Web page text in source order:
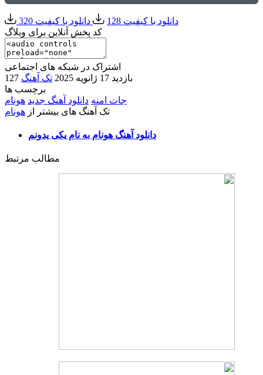
دانلود با کیفیت 128
دانلود با کیفیت 320
کد پخش آنلاین برای وبلاگ
اشتراک در شبکه های اجتماعی
127 بازدید 17 ژانویه 2025
تک آهنگ
برچسب ها
جات امنه دانلود آهنگ جدید هونام
تک آهنگ های بیشتر از هونام
دانلود آهنگ هونام به نام یکی یدونم
مطالب مرتبط